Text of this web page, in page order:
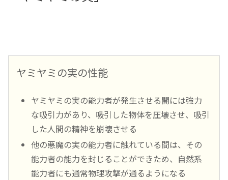
ヤミヤミの実の性能
ヤミヤミの実の能力者が発生させる闇には強力
な吸引力があり、吸引した物体を圧壊させ、吸引
した人間の精神を崩壊させる
他の悪魔の実の能力者に触れている間は、その
能力者の能力を封じることができため、自然系
能力者にも通常物理攻撃が通るようになる